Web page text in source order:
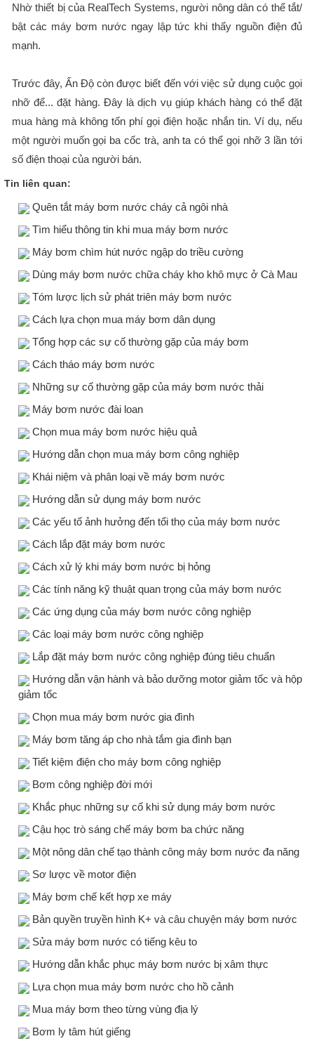
Nhờ thiết bị của RealTech Systems, người nông dân có thể tắt/
bật các máy bơm nước ngay lập tức khi thấy nguồn điện đủ
mạnh.
Trước đây, Ấn Độ còn được biết đến với việc sử dụng cuộc gọi
nhỡ để... đặt hàng. Đây là dịch vụ giúp khách hàng có thể đặt
mua hàng mà không tốn phí gọi điện hoặc nhắn tin. Ví dụ, nếu
một người muốn gọi ba cốc trà, anh ta có thể gọi nhỡ 3 lần tới
số điện thoại của người bán.
Tin liên quan:
Quên tắt máy bơm nước cháy cả ngôi nhà
Tìm hiểu thông tin khi mua máy bơm nước
Máy bơm chìm hút nước ngập do triều cường
Dùng máy bơm nước chữa cháy kho khô mực ở Cà Mau
Tóm lược lịch sử phát triên máy bơm nước
Cách lựa chọn mua máy bơm dân dụng
Tổng hợp các sự cố thường gặp của máy bơm
Cách tháo máy bơm nước
Những sự cố thường gặp của máy bơm nước thải
Máy bơm nước đài loan
Chọn mua máy bơm nước hiệu quả
Hướng dẫn chọn mua máy bơm công nghiệp
Khái niệm và phân loại về máy bơm nước
Hướng dẫn sử dụng máy bơm nước
Các yếu tố ảnh hưởng đến tổi thọ của máy bơm nước
Cách lắp đặt máy bơm nước
Cách xử lý khi máy bơm nước bị hỏng
Các tính năng kỹ thuật quan trọng của máy bơm nước
Các ứng dụng của máy bơm nước công nghiệp
Các loại máy bơm nước công nghiệp
Lắp đặt máy bơm nước công nghiệp đúng tiêu chuẩn
Hướng dẫn vận hành và bảo dưỡng motor giảm tốc và hộp
giảm tốc
Chọn mua máy bơm nước gia đình
Máy bơm tăng áp cho nhà tắm gia đình bạn
Tiết kiệm điện cho máy bơm công nghiệp
Bơm công nghiệp đời mới
Khắc phục những sự cố khi sử dụng máy bơm nước
Cậu học trò sáng chế máy bơm ba chức năng
Một nông dân chế tạo thành công máy bơm nước đa năng
Sơ lược về motor điện
Máy bơm chế kết hợp xe máy
Bản quyền truyền hình K+ và câu chuyện máy bơm nước
Sửa máy bơm nước có tiếng kêu to
Hướng dẫn khắc phục máy bơm nước bị xâm thực
Lựa chọn mua máy bơm nước cho hồ cảnh
Mua máy bơm theo từng vùng địa lý
Bơm ly tâm hút giếng